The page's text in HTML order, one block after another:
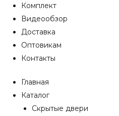
Комплект
Видеообзор
Доставка
Оптовикам
Контакты
Главная
Каталог
Скрытые двери